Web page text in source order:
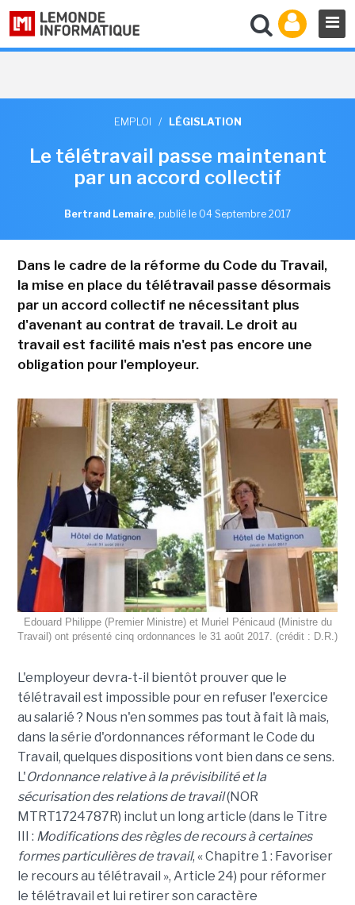
EMPLOI / LÉGISLATION
Le télétravail passe maintenant
par un accord collectif
Bertrand Lemaire, publié le 04 Septembre 2017
Dans le cadre de la réforme du Code du Travail,
la mise en place du télétravail passe désormais
par un accord collectif ne nécessitant plus
d'avenant au contrat de travail. Le droit au
travail est facilité mais n'est pas encore une
obligation pour l'employeur.
Edouard Philippe (Premier Ministre) et Muriel Pénicaud (Ministre du
Travail) ont présenté cinq ordonnances le 31 août 2017. (crédit : D.R.)
L'employeur devra-t-il bientôt prouver que le
télétravail est impossible pour en refuser l'exercice
au salarié ? Nous n'en sommes pas tout à fait là mais,
dans la série d'ordonnances réformant le Code du
Travail, quelques dispositions vont bien dans ce sens.
L'Ordonnance relative à la prévisibilité et la
sécurisation des relations de travail(NOR
MTRT1724787R) inclut un long article (dans le Titre
III : Modifications des règles de recours à certaines
formes particulières de travail, « Chapitre 1 : Favoriser
le recours au télétravail », Article 24) pour réformer
le télétravail et lui retirer son caractère